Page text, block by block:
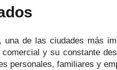
una de las ciudades más
comercial y su constante
personales, familiares y